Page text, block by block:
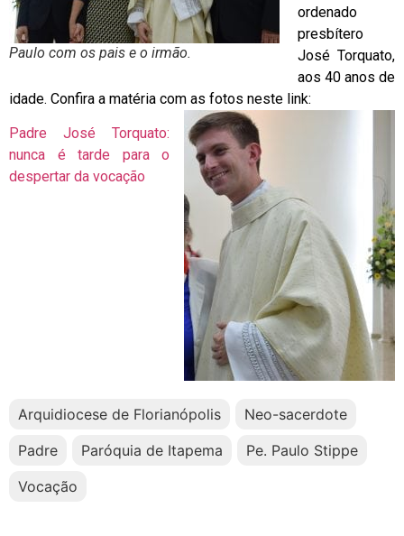
Paulo com os pais e o irmão.
ordenado
presbítero
José Torquato,
aos 40 anos de
idade. Confira a matéria com as fotos neste link:
Padre José Torquato:
nunca é tarde para o
despertar da vocação
Arquidiocese de Florianópolis
Neo-sacerdote
Padre
Paróquia de Itapema
Pe. Paulo Stippe
Vocação